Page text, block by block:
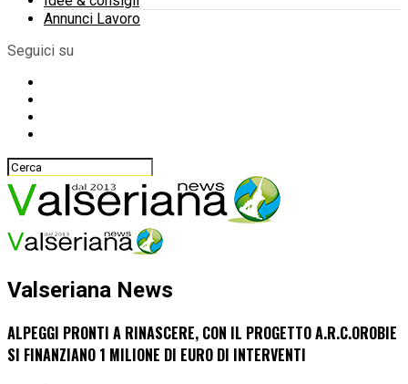
Annunci Lavoro
Seguici su
Valseriana News
ALPEGGI PRONTI A RINASCERE, CON IL PROGETTO A.R.C.OROBIE
SI FINANZIANO 1 MILIONE DI EURO DI INTERVENTI